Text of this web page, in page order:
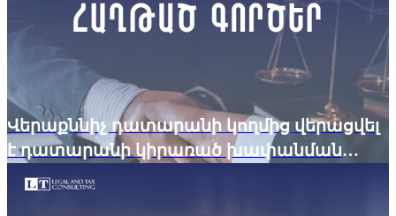
Վերաքննիչ դատարանի կողմից վերացվել
է դատարանի կիրառած խափանման
միջոցը